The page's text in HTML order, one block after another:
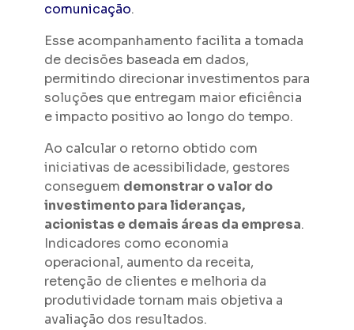
comunicação.
Esse acompanhamento facilita a tomada
de decisões baseada em dados,
permitindo direcionar investimentos para
soluções que entregam maior eficiência
e impacto positivo ao longo do tempo.
Ao calcular o retorno obtido com
iniciativas de acessibilidade, gestores
conseguem demonstrar o valor do
investimento para lideranças,
acionistas e demais áreas da empresa.
Indicadores como economia
operacional, aumento da receita,
retenção de clientes e melhoria da
produtividade tornam mais objetiva a
avaliação dos resultados.